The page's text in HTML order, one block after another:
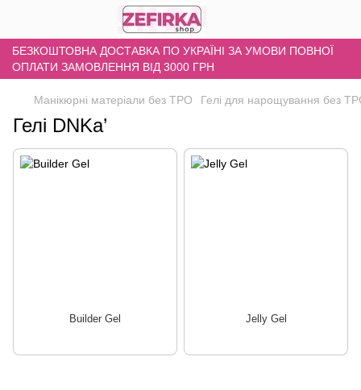
БЕЗКОШТОВНА ДОСТАВКА ПО УКРАЇНІ ЗА УМОВИ ПОВНОЇ
ОПЛАТИ ЗАМОВЛЕННЯ ВІД 3000 ГРН
Манікюрні матеріали без TPO Гелі для нарощування без
Гелі DNKa’
Builder Gel Jelly Gel